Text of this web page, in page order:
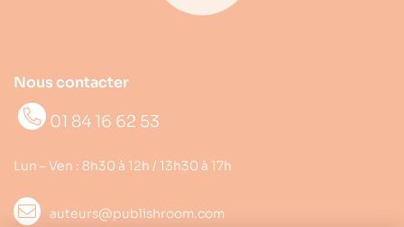
Nous contacter
01 84 16 62 53
Lun – Ven : 8h30 à 12h / 13h30 à 17h
auteurs@publishroom.com